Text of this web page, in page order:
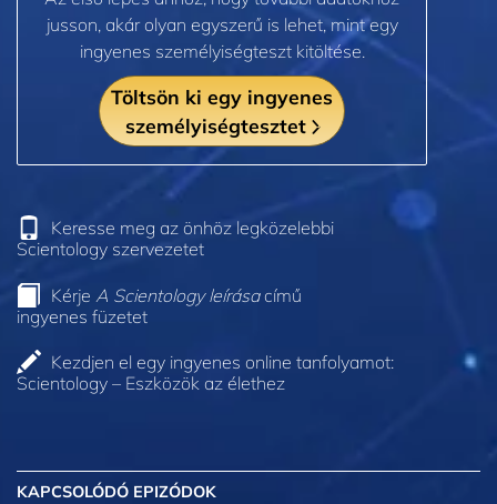
jusson, akár olyan egyszerű is lehet, mint egy
ingyenes személyiségteszt kitöltése.
Töltsön ki egy ingyenes
személyiségtesztet
Keresse meg az önhöz legközelebbi
Scientology szervezetet
Kérje A Scientology leírásacímű
ingyenes füzetet
Kezdjen el egy ingyenes online tanfolyamot:
Scientology – Eszközök az élethez
KAPCSOLÓDÓ EPIZÓDOK